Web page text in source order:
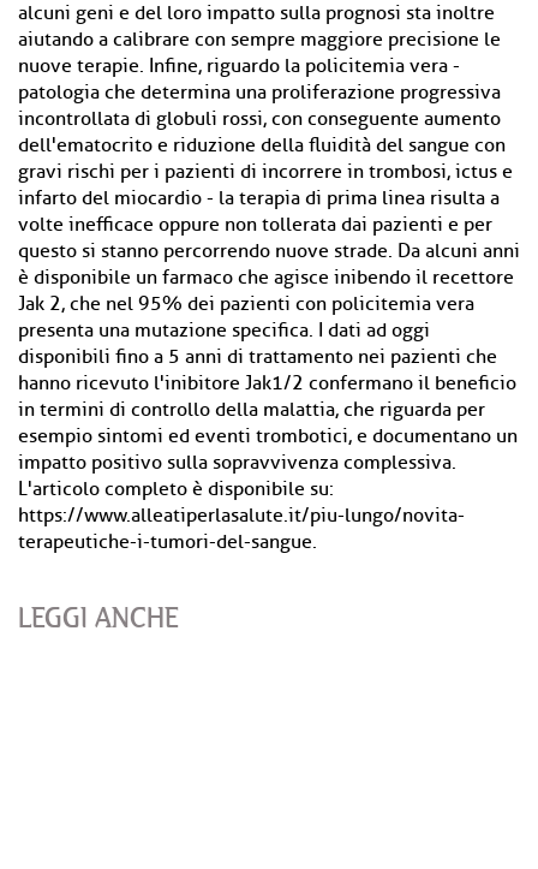
alcuni geni e del loro impatto sulla prognosi sta inoltre
aiutando a calibrare con sempre maggiore precisione le
nuove terapie. Infine, riguardo la policitemia vera -
patologia che determina una proliferazione progressiva
incontrollata di globuli rossi, con conseguente aumento
dell'ematocrito e riduzione della fluidità del sangue con
gravi rischi per i pazienti di incorrere in trombosi, ictus e
infarto del miocardio - la terapia di prima linea risulta a
volte inefficace oppure non tollerata dai pazienti e per
questo si stanno percorrendo nuove strade. Da alcuni anni
è disponibile un farmaco che agisce inibendo il recettore
Jak 2, che nel 95% dei pazienti con policitemia vera
presenta una mutazione specifica. I dati ad oggi
disponibili fino a 5 anni di trattamento nei pazienti che
hanno ricevuto l'inibitore Jak1/2 confermano il beneficio
in termini di controllo della malattia, che riguarda per
esempio sintomi ed eventi trombotici, e documentano un
impatto positivo sulla sopravvivenza complessiva.
L'articolo completo è disponibile su:
https://www.alleatiperlasalute.it/piu-lungo/novita-
terapeutiche-i-tumori-del-sangue.
LEGGI ANCHE